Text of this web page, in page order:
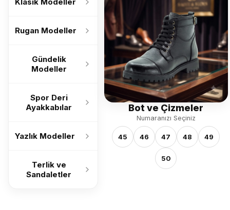
Klasik Modeller
Rugan Modeller
Gündelik
Modeller
Spor Deri
Ayakkabılar
Yazlık Modeller
Terlik ve
Sandaletler
Bot ve Çizmeler
Numaranızı Seçiniz
45 46 47 48 49
50